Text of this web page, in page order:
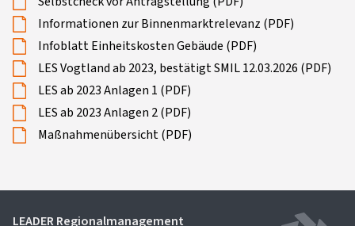
Gebietskulisse Vogtland - Karte (PDF)
Selbstcheck vor Antragstellung (PDF)
Informationen zur Binnenmarktrelevanz (PDF)
Infoblatt Einheitskosten Gebäude (PDF)
LES Vogtland ab 2023, bestätigt SMIL 12.03.2026 (PDF)
LES ab 2023 Anlagen 1 (PDF)
Maßnahmenübersicht (PDF)